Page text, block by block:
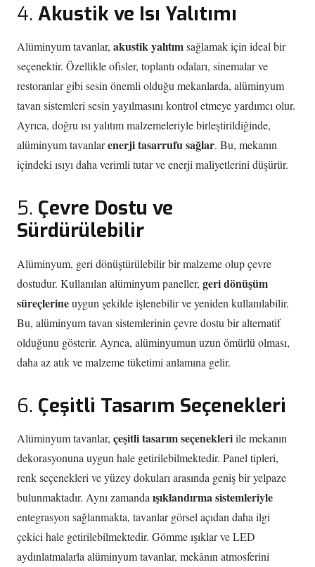
4. Akustik ve Isı Yalıtımı
Alüminyum tavanlar, akustik yalıtımsağlamak için ideal bir
seçenektir. Özellikle ofisler, toplantı odaları, sinemalar ve
restoranlar gibi sesin önemli olduğu mekanlarda, alüminyum
tavan sistemleri sesin yayılmasını kontrol etmeye yardımcı olur.
Ayrıca, doğru ısı yalıtım malzemeleriyle birleştirildiğinde,
alüminyum tavanlarenerji tasarrufu sağlar. Bu, mekanın
içindeki ısıyı daha verimli tutar ve enerji maliyetlerini düşürür.
5. Çevre Dostu ve
Sürdürülebilir
Alüminyum, geri dönüştürülebilir bir malzeme olup çevre
dostudur. Kullanılan alüminyum paneller, geri dönüşüm
süreçlerineuygun şekilde işlenebilir ve yeniden kullanılabilir.
Bu, alüminyum tavan sistemlerinin çevre dostu bir alternatif
olduğunu gösterir. Ayrıca, alüminyumun uzun ömürlü olması,
daha az atık ve malzeme tüketimi anlamına gelir.
6. Çeşitli Tasarım Seçenekleri
Alüminyum tavanlar, çeşitli tasarım seçenekleriile mekanın
dekorasyonuna uygun hale getirilebilmektedir. Panel tipleri,
renk seçenekleri ve yüzey dokuları arasında geniş bir yelpaze
bulunmaktadır. Aynı zamanda ışıklandırma sistemleriyle
entegrasyon sağlanmakta, tavanlar görsel açıdan daha ilgi
çekici hale getirilebilmektedir. Gömme ışıklar ve LED
aydınlatmalarla alüminyum tavanlar, mekânın atmosferini